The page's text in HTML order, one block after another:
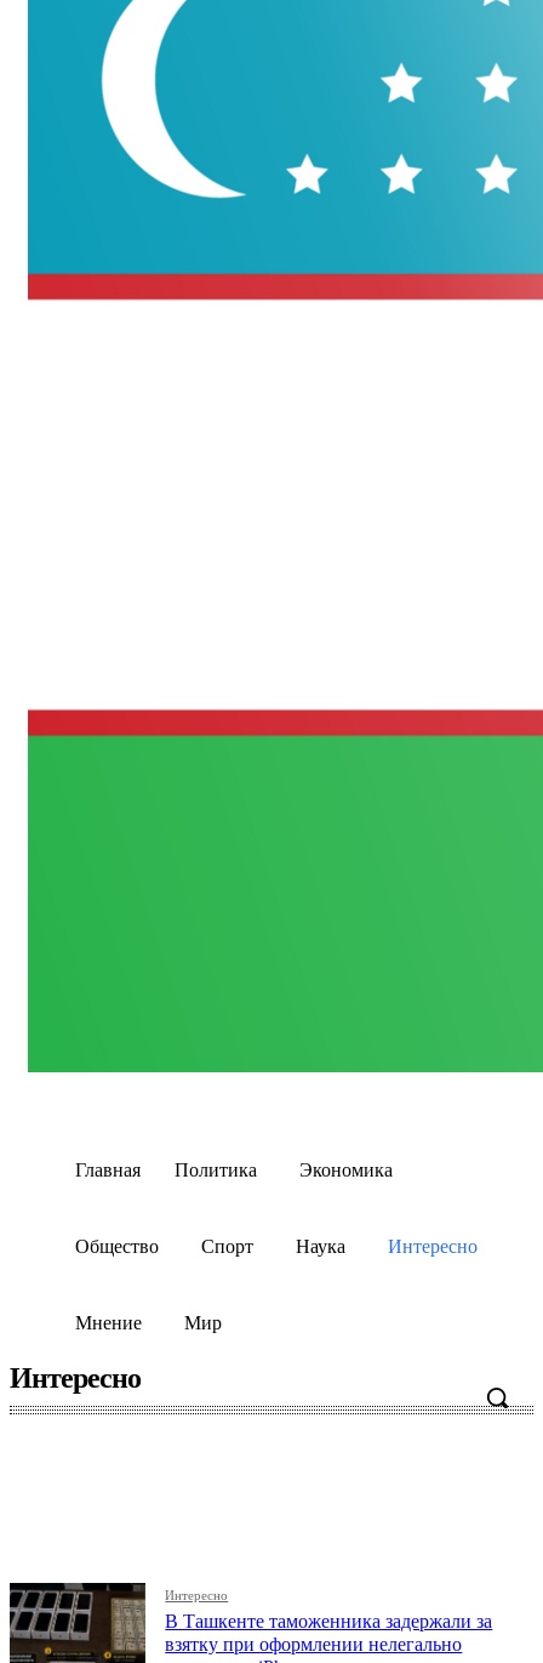
Главная Политика Экономика
Общество Спорт Наука Интересно
Мнение Мир
Интересно
Интересно
В Ташкенте таможенника задержали за
взятку при оформлении нелегально